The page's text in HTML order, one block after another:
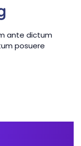
ante dictum
posuere